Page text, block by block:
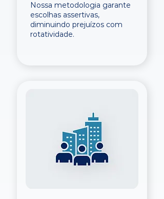
Nossa metodologia garante
escolhas assertivas,
diminuindo prejuízos com
rotatividade.